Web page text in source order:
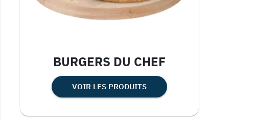
BURGERS DU CHEF
VOIR LES PRODUITS